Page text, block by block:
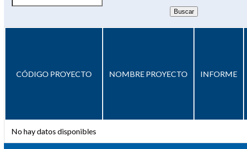
CÓDIGO PROYECTO NOMBRE PROYECTO INFORME
No hay datos disponibles